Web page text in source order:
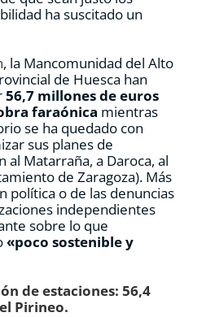
ha suscitado un
, la Mancomunidad del Alto
de Huesca han
56,7 millones de euros
faraónica mientras
se ha quedado con
sus planes de
al Matarraña, a Daroca, al
de Zaragoza). Más
política o de las denuncias
independientes
sobre lo que
«poco sostenible y
de estaciones: 56,4
Pirineo.